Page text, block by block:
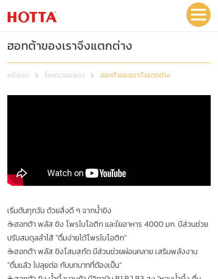
ฮอทต้าของเราจึงแตกต่าง
หน้าแรก โฆษณาของเรา ฮอทต้าของเราจึงแตกต่าง
เริ่มต้นทุกวัน ด้วยสิ่งดี ๆ จากน้ำขิง
☕ฮอทต้า พลัส ขิง โพรไบโอติก และใยอาหาร 4000 มก. มีส่วนช่วย
ปรับสมดุลลำไส้ "ดื่มง่ายได้โพรไบโอติก"
☕ฮอทต้า พลัส ขิงโสมสกัด มีส่วนช่วยผ่อนคลาย เสริมพลังงาน
"ดื่มแล้ว ไปลุยต่อ กับบทบาทที่ต้องเป็น"